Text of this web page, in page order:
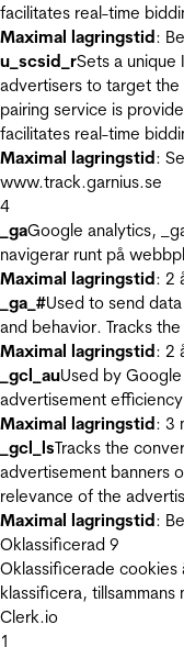
facilitates real-time
Maximal lagringstid:
u_scsid_rSets a
advertisers to target the
pairing service is
facilitates real-time
Maximal lagringstid:
www.track.garnius.se
4
_gaGoogle analytics,
navigerar runt på
Maximal lagringstid: 2
_ga_#Used to send
and behavior. Tracks
Maximal lagringstid: 2
_gcl_auUsed by
advertisement
Maximal lagringstid: 3
_gcl_lsTracks the
advertisement banners
relevance of the
Maximal lagringstid:
Oklassificerad 9
Oklassificerade cookies
klassificera,
Clerk.io
1